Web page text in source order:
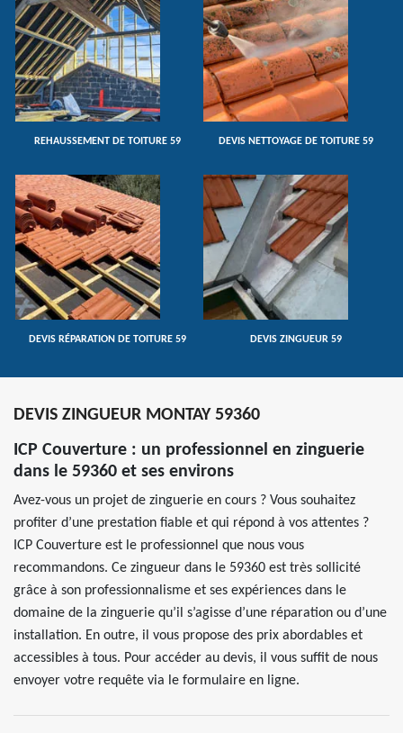
REHAUSSEMENT DE TOITURE 59 DEVIS NETTOYAGE DE TOITURE 59
DEVIS RÉPARATION DE TOITURE 59 DEVIS ZINGUEUR 59
DEVIS ZINGUEUR MONTAY 59360
ICP Couverture : un professionnel en zinguerie
dans le 59360 et ses environs
Avez-vous un projet de zinguerie en cours ? Vous souhaitez
profiter d’une prestation fiable et qui répond à vos attentes ?
ICP Couverture est le professionnel que nous vous
recommandons. Ce zingueur dans le 59360 est très sollicité
grâce à son professionnalisme et ses expériences dans le
domaine de la zinguerie qu’il s’agisse d’une réparation ou d’une
installation. En outre, il vous propose des prix abordables et
accessibles à tous. Pour accéder au devis, il vous suffit de nous
envoyer votre requête via le formulaire en ligne.